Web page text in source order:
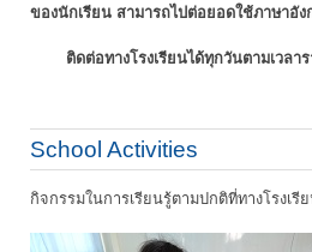
ของนักเรียน สามารถไปต่อยอดใช้ภาษาอั
ติดต่อทางโรงเรียนได้ทุกวันตามเวลา
School Activities
กิจกรรมในการเรียนรู้ตามปกติที่ทางโรงเรี